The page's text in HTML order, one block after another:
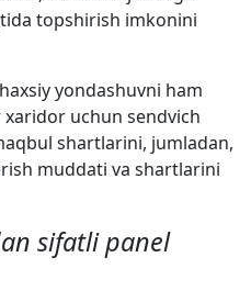
topshirish imkonini
yondashuvni ham
xaridor uchun sendvich
shartlarini, jumladan,
muddati va shartlarini
sifatli panel